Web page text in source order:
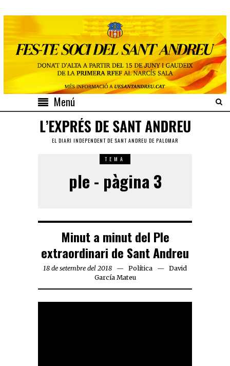
Menú
EL DIARI INDEPENDENT DE SANT ANDREU DE PALOMAR
TEMA
ple - pàgina 3
Minut a minut del Ple
extraordinari de Sant Andreu
18 de setembre del 2018 Política
David
García Mateu